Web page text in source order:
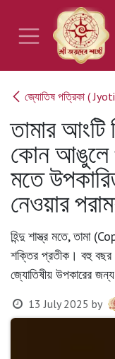
Skip to Content
জ্যোতিষ পত্রিকা (
তামার
কোন আঙুলে
মতে
নেওয়ার
হিন্দু শাস্ত্র মতে, তামা
শক্তির প্রতীক। বহু বছর
জ্যোতিষীয় উপকারের
13 July 2025 by